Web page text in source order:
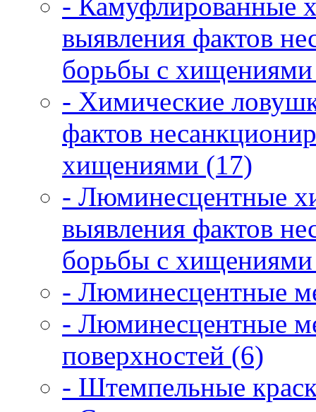
выявления фактов
борьбы с
- Химические
фактов
хищениями (17)
- Люминесцентные
выявления фактов
борьбы с
- Люминесцентные
- Люминесцентные
поверхностей (6)
- Штемпельные